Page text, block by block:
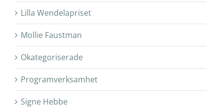
Lilla Wendelapriset
Mollie Faustman
Okategoriserade
Programverksamhet
Signe Hebbe